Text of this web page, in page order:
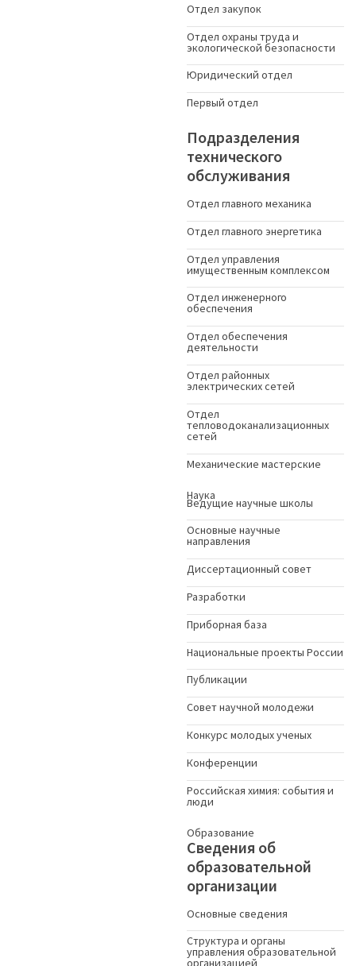
Отдел закупок
Отдел охраны труда и
экологической безопасности
Юридический отдел
Первый отдел
Подразделения
технического
обслуживания
Отдел главного механика
Отдел главного энергетика
Отдел управления
имущественным комплексом
Отдел инженерного
обеспечения
Отдел обеспечения
деятельности
Отдел районных
электрических сетей
Отдел
тепловодоканализационных
сетей
Механические мастерские
Наука
Ведущие научные школы
Основные научные
направления
Диссертационный совет
Разработки
Приборная база
Национальные проекты России
Публикации
Совет научной молодежи
Конкурс молодых ученыx
Конференции
Российская химия: события и
люди
Образование
Сведения об
образовательной
организации
Основные сведения
Структура и органы
управления образовательной